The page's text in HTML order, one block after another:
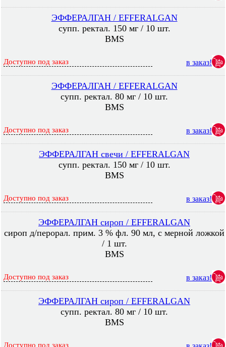
ЭФФЕРАЛГАН / EFFERALGAN
супп. ректал. 150 мг / 10 шт.
BMS
Доступно под заказ в заказ!
ЭФФЕРАЛГАН / EFFERALGAN
супп. ректал. 80 мг / 10 шт.
BMS
Доступно под заказ в заказ!
ЭФФЕРАЛГАН свечи / EFFERALGAN
супп. ректал. 150 мг / 10 шт.
BMS
Доступно под заказ в заказ!
ЭФФЕРАЛГАН сироп / EFFERALGAN
сироп д/перорал. прим. 3 % фл. 90 мл, с мерной ложкой
/ 1 шт.
BMS
Доступно под заказ в заказ!
ЭФФЕРАЛГАН сироп / EFFERALGAN
супп. ректал. 80 мг / 10 шт.
BMS
Доступно под заказ